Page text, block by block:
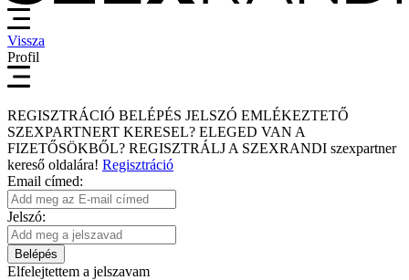
Vissza
Profil
REGISZTRÁCIÓ BELÉPÉS JELSZÓ EMLÉKEZTETŐ
SZEXPARTNERT KERESEL? ELEGED VAN A
FIZETŐSÖKBŐL? REGISZTRÁLJ A SZEXRANDI szexpartner
kereső oldalára! Regisztráció
Email címed:
Jelszó:
Belépés
Elfelejtettem a jelszavam